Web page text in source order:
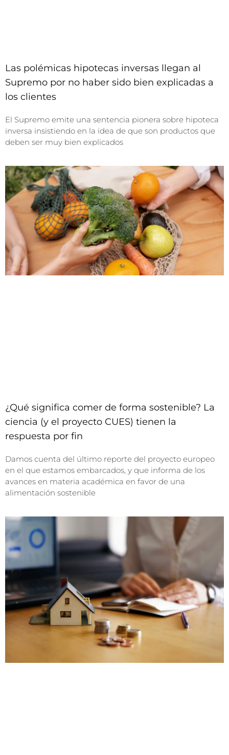
Las polémicas hipotecas inversas llegan al
Supremo por no haber sido bien explicadas a
los clientes
El Supremo emite una sentencia pionera sobre hipoteca
inversa insistiendo en la idea de que son productos que
deben ser muy bien explicados
¿Qué significa comer de forma sostenible? La
ciencia (y el proyecto CUES) tienen la
respuesta por fin
Damos cuenta del último reporte del proyecto europeo
en el que estamos embarcados, y que informa de los
avances en materia académica en favor de una
alimentación sostenible